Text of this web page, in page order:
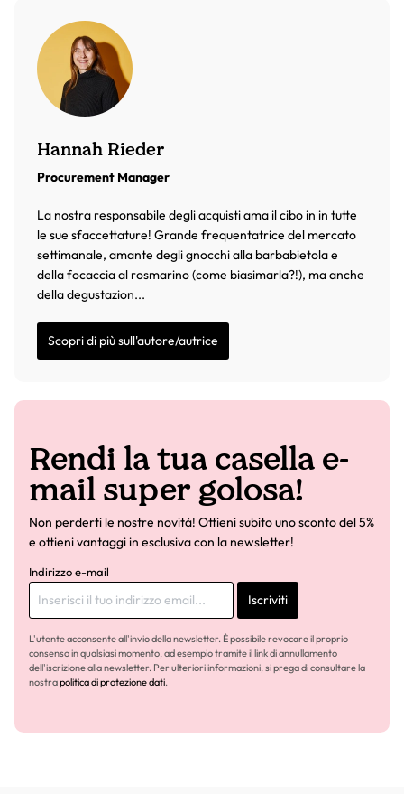
Hannah Rieder
Procurement Manager
La nostra responsabile degli acquisti ama il cibo in in tutte
le sue sfaccettature! Grande frequentatrice del mercato
settimanale, amante degli gnocchi alla barbabietola e
della focaccia al rosmarino (come biasimarla?!), ma anche
della degustazion...
Scopri di più sull'autore/autrice
Rendi la tua casella e-
mail super golosa!
Non perderti le nostre novità! Ottieni subito uno sconto del 5%
e ottieni vantaggi in esclusiva con la newsletter!
Indirizzo e-mail
Iscriviti
L'utente acconsente all'invio della newsletter. È possibile revocare il proprio
consenso in qualsiasi momento, ad esempio tramite il link di annullamento
dell'iscrizione alla newsletter. Per ulteriori informazioni, si prega di consultare la
nostrapolitica di protezione dati.